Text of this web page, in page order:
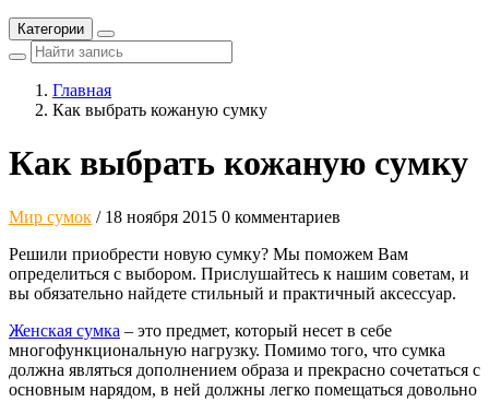
Категории
Главная
Как выбрать кожаную сумку
Как выбрать кожаную сумку
Мир сумок / 18 ноября 2015 0 комментариев
Решили приобрести новую сумку? Мы поможем Вам
определиться с выбором. Прислушайтесь к нашим советам, и
вы обязательно найдете стильный и практичный аксессуар.
Женская сумка – это предмет, который несет в себе
многофункциональную нагрузку. Помимо того, что сумка
должна являться дополнением образа и прекрасно сочетаться с
основным нарядом, в ней должны легко помещаться довольно